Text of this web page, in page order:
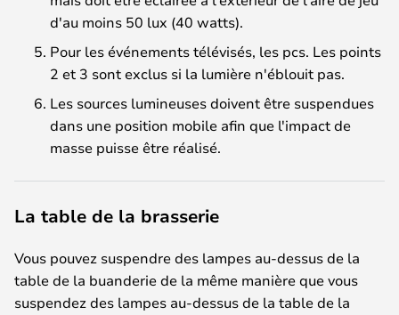
d'au moins 50 lux (40 watts).
Pour les événements télévisés, les pcs. Les points
2 et 3 sont exclus si la lumière n'éblouit pas.
Les sources lumineuses doivent être suspendues
dans une position mobile afin que l'impact de
masse puisse être réalisé.
La table de la brasserie
Vous pouvez suspendre des lampes au-dessus de la
table de la buanderie de la même manière que vous
suspendez des lampes au-dessus de la table de la